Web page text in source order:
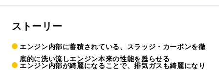
ストーリー
エンジン内部に蓄積されている、スラッジ・カーボンを徹
底的に洗い流しエンジン本来の性能を甦らせる
エンジン内部が綺麗になることで、排気ガスも綺麗になり